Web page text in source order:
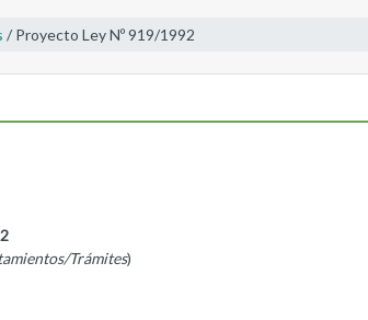
/ Proyecto Ley Nº 919/1992
Trámites)